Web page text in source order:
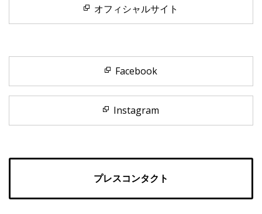
オフィシャルサイト
Facebook
Instagram
プレスコンタクト